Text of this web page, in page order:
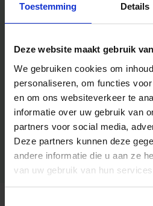
Toestemming Details
Deze website maakt gebruik
We gebruiken cookies om
personaliseren, om functies
en om ons websiteverkeer te
informatie over uw gebruik van
partners voor social media,
Deze partners kunnen deze
andere informatie die u aan ze
van uw gebruik van hun